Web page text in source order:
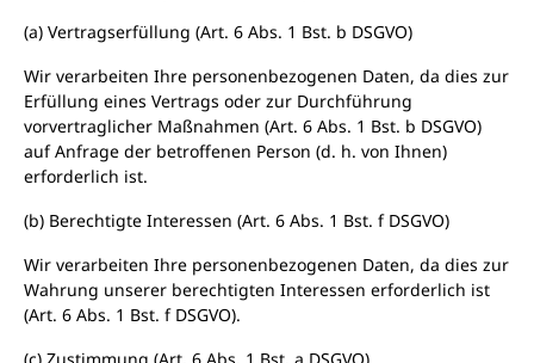
(a) Vertragserfüllung (Art. 6 Abs. 1 Bst. b DSGVO)
Wir verarbeiten Ihre personenbezogenen Daten, da dies zur
Erfüllung eines Vertrags oder zur Durchführung
vorvertraglicher Maßnahmen (Art. 6 Abs. 1 Bst. b DSGVO)
auf Anfrage der betroffenen Person (d. h. von Ihnen)
erforderlich ist.
(b) Berechtigte Interessen (Art. 6 Abs. 1 Bst. f DSGVO)
Wir verarbeiten Ihre personenbezogenen Daten, da dies zur
Wahrung unserer berechtigten Interessen erforderlich ist
(Art. 6 Abs. 1 Bst. f DSGVO).